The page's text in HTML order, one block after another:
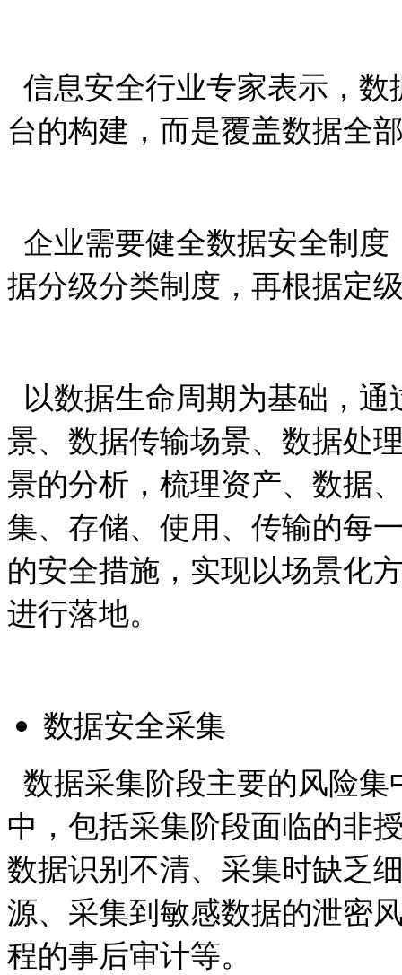
信息安全行业专家表示，
台的构建，而是覆盖数据全
企业需要健全数据安全制
据分级分类制度，再根据定
以数据生命周期为基础，
景、数据传输场景、数据处
景的分析，梳理资产、数据
集、存储、使用、传输的每
的安全措施，实现以场景化
进行落地。
数据安全采集
数据采集阶段主要的风险
中，包括采集阶段面临的非
数据识别不清、采集时缺乏
源、采集到敏感数据的泄密
程的事后审计等。